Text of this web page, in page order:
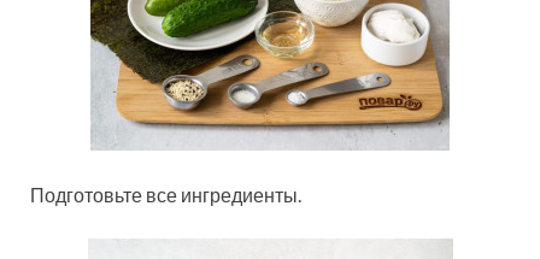
Подготовьте все ингредиенты.